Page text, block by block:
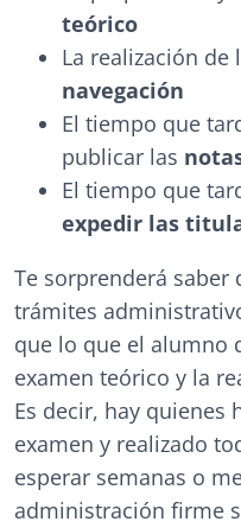
teórico
La realización de
navegación
El tiempo que
publicar las
El tiempo que
expedir las
Te sorprenderá saber
trámites
que lo que el alumno
examen teórico y la
Es decir, hay quienes
examen y realizado
esperar semanas o
administración firme